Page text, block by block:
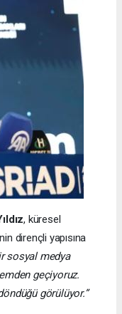
, küresel
dirençli yapısına
sosyal medya
geçiyoruz.
görülüyor.”